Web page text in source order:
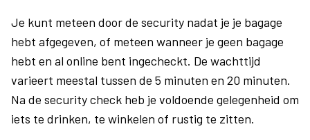
Je kunt meteen door de security nadat je je bagage
hebt afgegeven, of meteen wanneer je geen bagage
hebt en al online bent ingecheckt. De wachttijd
varieert meestal tussen de 5 minuten en 20 minuten.
Na de security check heb je voldoende gelegenheid om
iets te drinken, te winkelen of rustig te zitten.